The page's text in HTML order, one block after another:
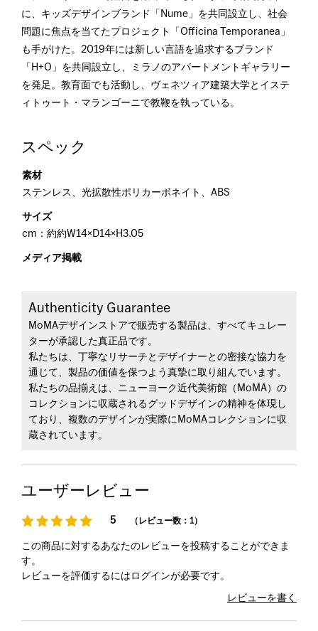
に、キッズデザインブランド「Nume」を共同設立し、社会
問題に焦点を当てたプロジェクト「Officina Temporanea」
も手がけた。2019年には新しい言語を追求するブランド
「H+O」を共同設立し、ミラノのアパートメントギャラリー
を発足。教育面でも活動し、ヴェネツィア建築大学とイステ
ィトゥート・マランゴーニで教鞭を執っている。
スペック
素材
ステンレス、光拡散性ポリカーボネイト、ABS
サイズ
cm：約約W14×D14×H3.05
メディア掲載
Authenticity Guarantee
MoMAデザインストアで販売する製品は、すべてキュレー
ターが承認した真正品です。
私たちは、丁寧なリサーチとデザイナーとの密接な協力を
通じて、製品の価値を保つよう真摯に取り組んでいます。
私たちの品揃えは、ニューヨーク近代美術館（MoMA）の
コレクションに収蔵されるグッドデザインの精神を体現し
ており、複数のデザインが実際にMoMAコレクションに収
蔵されています。
ユーザーレビュー
5 （レビュー数：1）
この商品に対するあなたのレビューを投稿することができま
す。
レビューを評価するには ログインが必要です。
レビューを書く